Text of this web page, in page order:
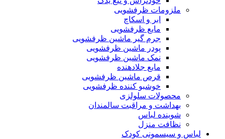
ملزومات ظرفشویی
ابر و اسکاچ
مایع ظرفشویی
جرم گیر ماشین ظرفشویی
پودر ماشین ظرفشویی
نمک ماشین ظرفشویی
مایع جلادهنده
قرص ماشین ظرفشویی
خوشبو کننده ظرفشویی
محصولات سلولزی
بهداشت و مراقبت سالمندان
شوینده لباس
نظافت منزل
لباس و سیسمونی کودک